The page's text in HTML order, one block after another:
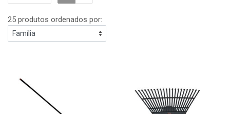
25 produtos ordenados por: